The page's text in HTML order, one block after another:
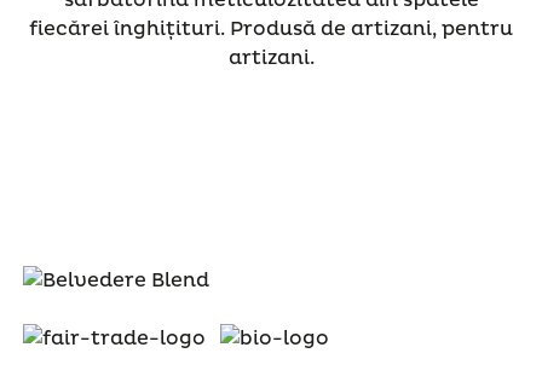
fiecărei înghițituri. Produsă de artizani, pentru
artizani.